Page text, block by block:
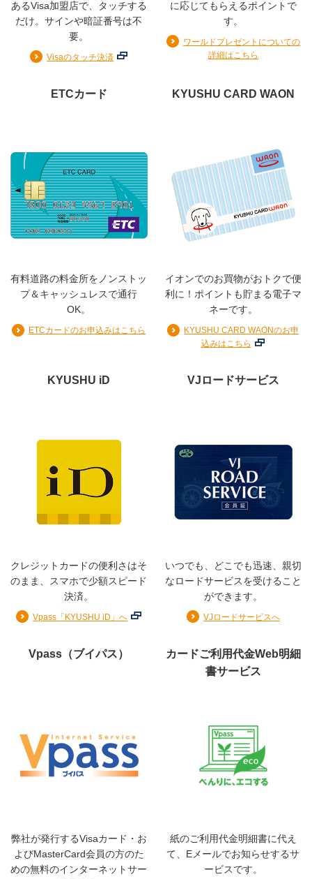
お支払日
ショッピング
1回払い／2回払い／ボーナス一括払い／リボ払い／分割払
い
※お支払方法は、各種特典のございます、便利なリボ払い
「マイペイすリボ」をお勧めします。(審査により「マ
イペイすリボ」を設定いただけない場合がございま
は「分割払い 」項目を参照
10〜30万円
カード利用枠（ショッピング）
10〜30万円
リボ払い・分割払い利用枠（ショッピング）
（キャッシングリボ・海外キャッシュサービス）
※ご入会時のご利用枠は、上記の範囲内でカード送付時に
ご通知いたします。
※お客様のご希望をもとにキャッシングリボ・海外キャッ
ます。
※リボ払い利用枠を超えてご利用された分は翌月一括払い
あるVisa加盟店で、タッチする
だけ。サインや暗証番号は不
要。
Visaのタッチ決済
に応じてもらえるポイントで
す。
ワールドプレゼントについての
詳細はこちら
ETCカード
有料道路の料金所をノンストッ
プ＆キャッシュレスで通行
OK。
ETCカードのお申込みはこちら
KYUSHU CARD WAON
イオンでのお買物がおトクで便
利に！ポイントも貯まる電子マ
ネーです。
KYUSHU CARD WAONのお申
込みはこちら
KYUSHU iD
クレジットカードの便利さはそ
のまま、スマホで少額スピード
決済。
Vpass「KYUSHU iD」へ
VJロードサービス
いつでも、どこでも迅速、親切
なロードサービスを受けること
ができます。
VJロードサービスへ
Vpass（ブイパス）
弊社が発行するVisaカード・お
よびMasterCard会員の方のた
めの無料のインターネットサー
カードご利用代金Web明細
書サービス
紙のご利用代金明細書に代え
て、Eメールでお知らせするサ
ービスです。